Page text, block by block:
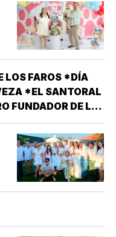
LOS FAROS *DÍA
*EL SANTORAL
FUNDADOR DE LA
Y MÁRTIRES
DE LA